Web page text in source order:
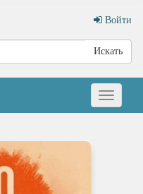
Войти
Искать
Меню